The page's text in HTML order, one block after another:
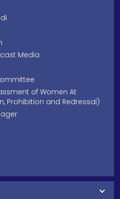
Media
of Women At
Prohibition and Redressal)